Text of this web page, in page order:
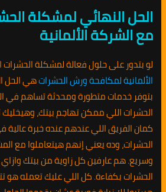
الحل النهائي لمشكلة
مع الشركة الألمانية
لو بتدور على حلول فعالة لمشكلة الحشرات
الألمانية لمكافحة ورش الحشراتهي الحل
بتوفر خدمات متطورة ومحدثة تساهم في
الحشرات اللي ممكن تهاجم بيتك، وهيخليك
كمان الفريق اللي عندهم عنده خبرة
الحشرات، وده يعني إنهم هيتعاملوا مع
وسريع. هم عارفين كل زاوية من بيتك
الحشرات بكفاءة. كل اللي عليك تعمله هو